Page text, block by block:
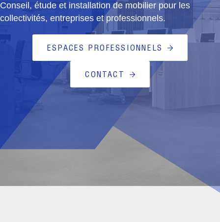
Conseil, étude et installation de mobilier pour les
collectivités, entreprises et professionnels.
ESPACES PROFESSIONNELS
CONTACT